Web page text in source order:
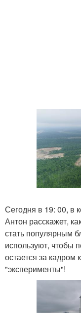
Сегодня в 19: 00, в
Антон расскажет,
стать популярным
используют, чтобы
остается за кадром
"эксперименты"!